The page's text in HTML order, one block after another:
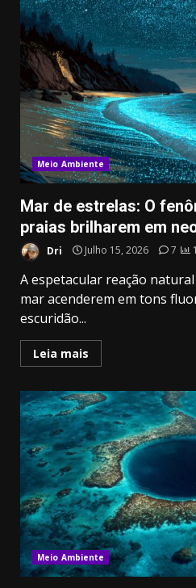
Meio Ambiente
Mar de estrelas: O
praias brilharem em
Dri Julho 15, 2026 7
A espetacular reação
mar acenderem em tons
escuridão...
Leia mais
Meio Ambiente